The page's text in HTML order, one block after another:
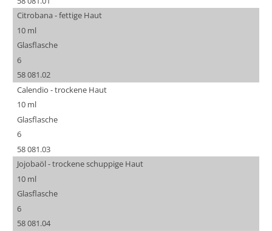
Citrobana - fettige Haut
10 ml
Glasflasche
6
58 081.02
Calendio - trockene Haut
10 ml
Glasflasche
6
58 081.03
Jojobaöl - trockene schuppige Haut
10 ml
Glasflasche
6
58 081.04